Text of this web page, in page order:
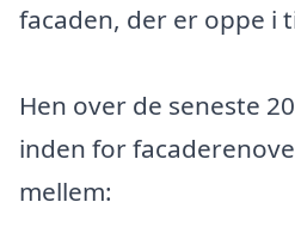
facaden, der er oppe i
Hen over de seneste
inden for
mellem: